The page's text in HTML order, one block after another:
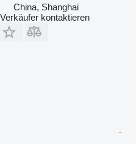
China, Shanghai
Verkäufer kontaktieren